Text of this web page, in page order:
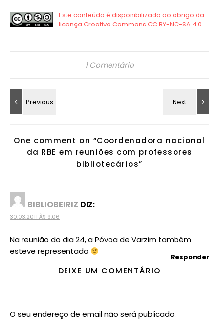
1 Comentário
One comment on “Coordenadora nacional
da RBE em reuniões com professores
bibliotecários”
BIBLIOBEIRIZ DIZ:
30.03.2011 ÀS 9:06
Na reunião do dia 24, a Póvoa de Varzim também
esteve representada
Responder
DEIXE UM COMENTÁRIO
O seu endereço de email não será publicado.